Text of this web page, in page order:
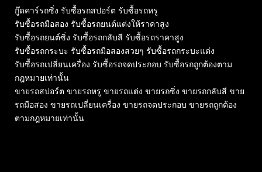
กู๊ดคาร์รถซิ่ง รับซื้อรถสปอร์ต รับซื้อรถหรู
รับซื้อรถมือสอง รับซื้อรถยนต์แต่งให้ราคาสูง
รับซื้อรถยนต์ซิ่ง รับซื้อรถกลับสี รับซื้อรถราคาสูง
รับซื้อรถกระบะ รับซื้อรถมือสองสวยๆ รับซื้อรถกระบะแต่ง
รับซื้อรถเปลี่ยนเครื่อง รับซื้อรถจดประกอบ รับซื้อรถถูกต้องตาม
กฎหมายเท่านั้น
ขายรถสปอร์ต ขายรถหรู ขายรถแต่ง ขายรถซิ่ง ขายรถกลับสี ขาย
รถมือสอง ขายรถเปลี่ยนเครื่อง ขายรถจดประกอบ ขายรถถูกต้อง
ตามกฎหมายเท่านั้น